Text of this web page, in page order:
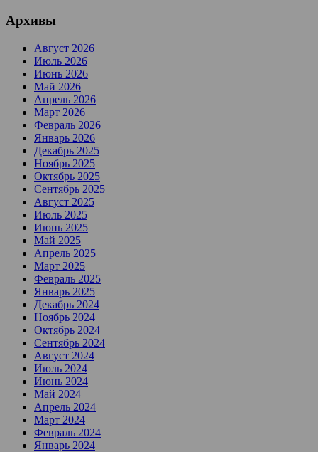
Архивы
Август 2026
Июль 2026
Июнь 2026
Май 2026
Апрель 2026
Март 2026
Февраль 2026
Январь 2026
Декабрь 2025
Ноябрь 2025
Октябрь 2025
Сентябрь 2025
Август 2025
Июль 2025
Июнь 2025
Май 2025
Апрель 2025
Март 2025
Февраль 2025
Январь 2025
Декабрь 2024
Ноябрь 2024
Октябрь 2024
Сентябрь 2024
Август 2024
Июль 2024
Июнь 2024
Май 2024
Апрель 2024
Март 2024
Февраль 2024
Январь 2024